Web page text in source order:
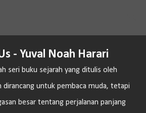
ke konten utama
- Yuval Noah Harari
seri buku sejarah yang ditulis oleh
dirancang untuk pembaca muda, tetapi
besar tentang perjalanan panjang